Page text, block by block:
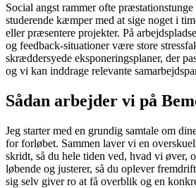
Social angst rammer ofte
studerende kæmper med at sige noget i
eller præsentere projekter. På
og feedback-situationer være store
skræddersyede eksponeringsplaner, der
og vi kan inddrage relevante
Sådan arbejder vi på
Jeg starter med en grundig samtale om
for forløbet. Sammen laver vi en
skridt, så du hele tiden ved, hvad vi øver,
løbende og justerer, så du oplever
sig selv giver ro at få overblik og en